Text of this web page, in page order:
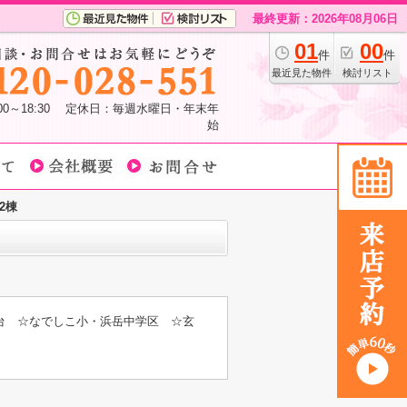
最終更新：2026年08月06日
01件
最近見た物件
00件
検討リスト
～18:30 定休日：毎週水曜日・年末年
始
棟
台 ☆なでしこ小・浜岳中学区 ☆玄